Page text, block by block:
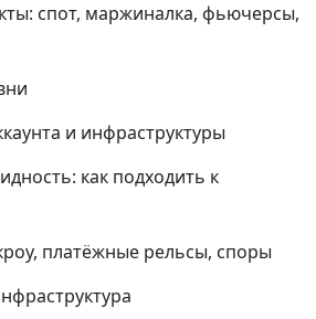
спот, маржиналка, фьючерсы,
и инфраструктуры
как подходить к
платёжные рельсы, споры